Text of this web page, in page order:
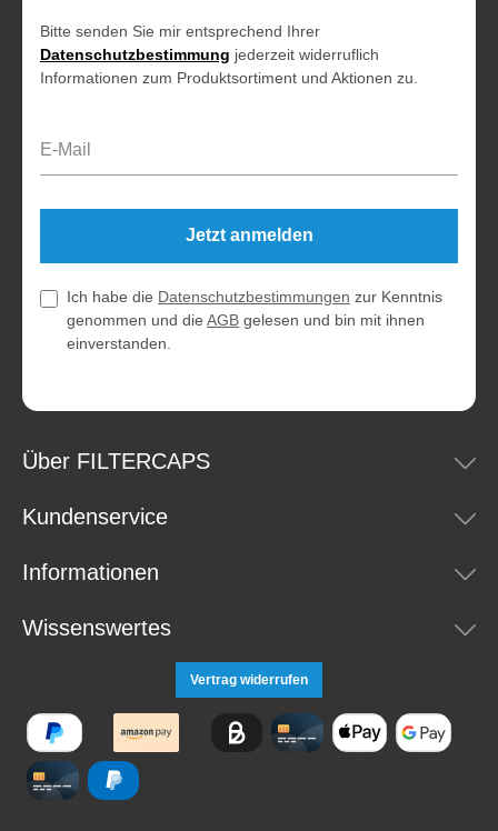
Bitte senden Sie mir entsprechend Ihrer
Datenschutzbestimmung jederzeit widerruflich
Informationen zum Produktsortiment und Aktionen zu.
Jetzt anmelden
Ich habe die Datenschutzbestimmungen zur Kenntnis
genommen und die AGB gelesen und bin mit ihnen
einverstanden.
Über FILTERCAPS
Kundenservice
Informationen
Wissenswertes
Vertrag widerrufen